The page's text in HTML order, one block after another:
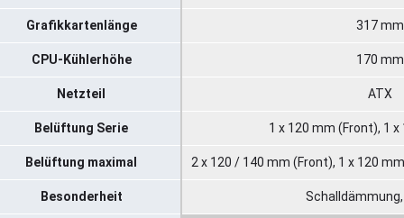
Grafikkartenlänge 317 mm
CPU-Kühlerhöhe 170 mm
Netzteil ATX
Belüftung Serie 1 x 120 mm (Front), 1
Belüftung maximal 2 x 120 / 140 mm (Front), 1 x 120
Besonderheit